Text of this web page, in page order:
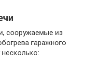
сооружаемые из
гаражного